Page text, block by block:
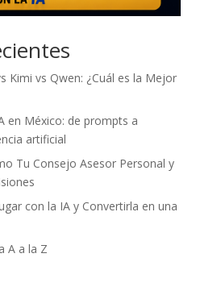
Kimi vs Qwen: ¿Cuál es la Mejor
en México: de prompts a
artificial
Tu Consejo Asesor Personal y
con la IA y Convertirla en una
A a la Z